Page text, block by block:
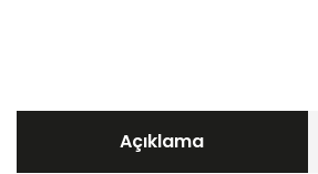
Açıklama